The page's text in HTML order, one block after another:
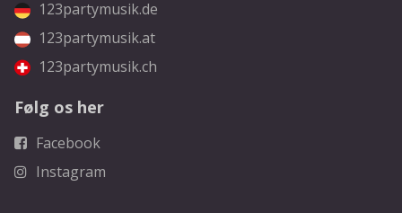
123partymusik.de
123partymusik.at
123partymusik.ch
Følg os her
Facebook
Instagram